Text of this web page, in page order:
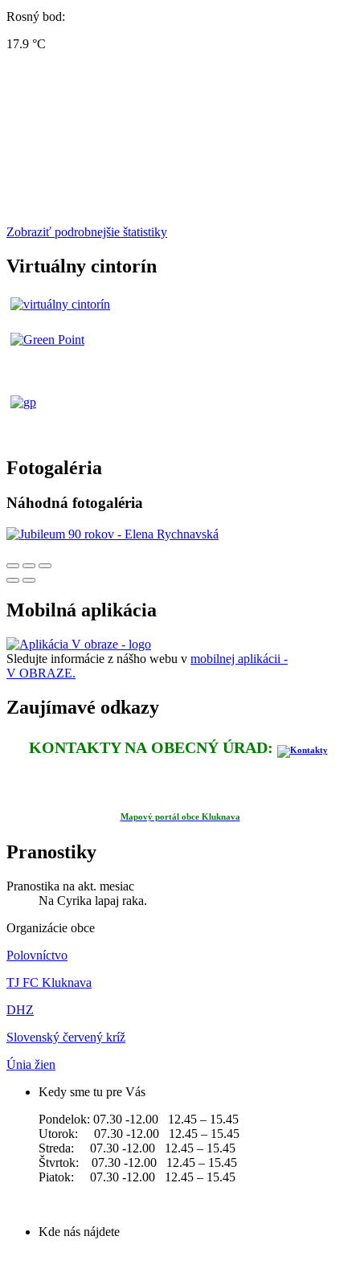
Rosný bod:
17.9 °C
Zobraziť podrobnejšie štatistiky
Virtuálny cintorín
Fotogaléria
Náhodná fotogaléria
Mobilná aplikácia
Sledujte informácie z nášho webu v mobilnej aplikácii -
V OBRAZE.
Zaujímavé odkazy
KONTAKTY NA OBECNÝ ÚRAD:
Mapový portál obce Kluknava
Pranostiky
Pranostika na akt. mesiac
Na Cyrika lapaj raka.
Organizácie obce
Polovníctvo
TJ FC Kluknava
DHZ
Slovenský červený kríž
Únia žien
Kedy sme tu pre Vás
Pondelok: 07.30 -12.00 12.45 – 15.45
Utorok: 07.30 -12.00 12.45 – 15.45
Streda: 07.30 -12.00 12.45 – 15.45
Štvrtok: 07.30 -12.00 12.45 – 15.45
Piatok: 07.30 -12.00 12.45 – 15.45
Kde nás nájdete